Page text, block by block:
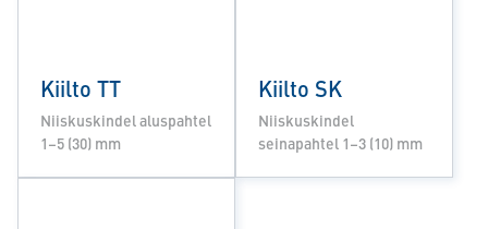
Kiilto TT
Niiskuskindel aluspahtel
1–5 (30) mm
Kiilto SK
Niiskuskindel
seinapahtel 1–3 (10) mm